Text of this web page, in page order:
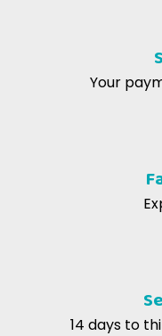
Ottimo prodotto il mio
soddisfatta da questo
Your
14 days to